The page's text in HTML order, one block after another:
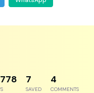
9
SAVED
5
COMMENTS